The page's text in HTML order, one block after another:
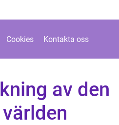
Cookies Kontakta oss
av den